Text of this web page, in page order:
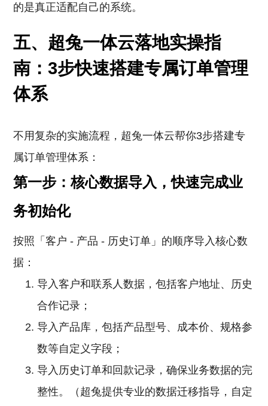
的是真正适配自己的系统。
五、超兔一体云落地实操指
南：3步快速搭建专属订单管理
体系
不用复杂的实施流程，超兔一体云帮你3步搭建专
属订单管理体系：
第一步：核心数据导入，快速完成业
务初始化
按照「客户 - 产品 - 历史订单」的顺序导入核心数
据：
导入客户和联系人数据，包括客户地址、历史
合作记录；
导入产品库，包括产品型号、成本价、规格参
数等自定义字段；
导入历史订单和回款记录，确保业务数据的完
整性。（超兔提供专业的数据迁移指导，自定